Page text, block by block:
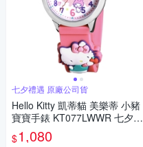
七夕禮遇 原廠公司貨
Hello Kitty 凱蒂貓 美樂蒂 小豬
寶寶手錶 KT077LWWR 七夕寵
愛季 送禮推薦
$1,080